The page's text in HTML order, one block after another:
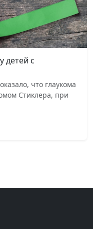
детей с
что глаукома
Стиклера, при